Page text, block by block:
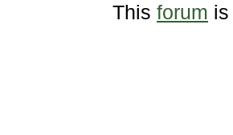
This forum